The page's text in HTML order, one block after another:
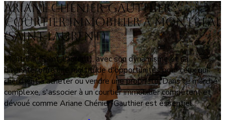
Ariane Chénier-Gauthier :
Courtier immobilier à Montréal
(Saint-Laurent)
Montréal (Saint-Laurent), avec son dynamisme et sa
diversité, offre une multitude d'opportunités pour ceux qui
cherchent à acheter ou vendre une propriété. Dans ce marché
complexe, s'associer à un courtier immobilier compétent et
dévoué comme Ariane Chénier-Gauthier est essentiel.